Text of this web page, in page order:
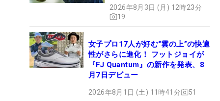
2026年8月3日 (月) 12時23分
19
女子プロ17人が好む“雲の上”の快適
性がさらに進化！ フットジョイが
『FJ Quantum』の新作を発表、8
月7日デビュー
2026年8月1日 (土) 11時41分 51